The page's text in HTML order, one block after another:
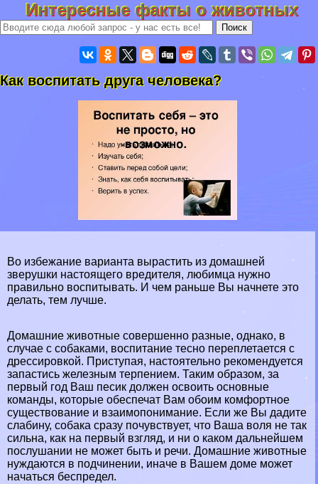
Интересные факты о животных
Как воспитать друга человека?
Во избежание варианта вырастить из домашней
зверушки настоящего вредителя, любимца нужно
правильно воспитывать. И чем раньше Вы начнете это
делать, тем лучше.
Домашние животные совершенно разные, однако, в
случае с собаками, воспитание тесно переплетается с
дрессировкой. Приступая, настоятельно рекомендуется
запастись железным терпением. Таким образом, за
первый год Ваш песик должен освоить основные
комaнды, которые обеспечат Вам обоим комфортное
существование и взаимопонимание. Если же Вы дадите
слабину, собака сразу почувствует, что Ваша воля не так
сильна, как на первый взгляд, и ни о каком дальнейшем
послушании не может быть и речи. Домашние животные
нуждаются в подчинении, иначе в Вашем доме может
начаться беспредел.